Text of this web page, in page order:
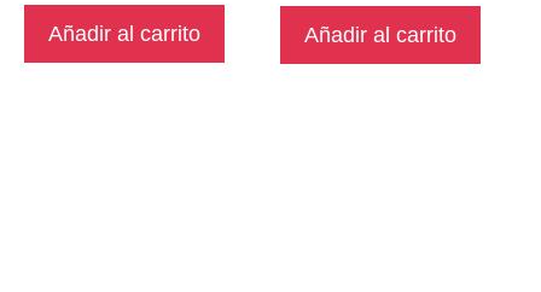
Añadir al carrito Añadir al carrito